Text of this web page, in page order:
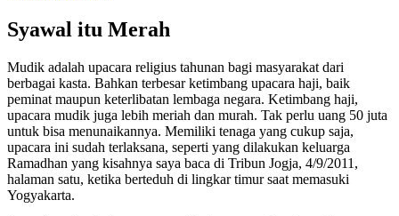
Syawal itu Merah
Mudik adalah upacara religius tahunan bagi masyarakat dari
berbagai kasta. Bahkan terbesar ketimbang upacara haji, baik
peminat maupun keterlibatan lembaga negara. Ketimbang haji,
upacara mudik juga lebih meriah dan murah. Tak perlu uang 50 juta
untuk bisa menunaikannya. Memiliki tenaga yang cukup saja,
upacara ini sudah terlaksana, seperti yang dilakukan keluarga
Ramadhan yang kisahnya saya baca di Tribun Jogja, 4/9/2011,
halaman satu, ketika berteduh di lingkar timur saat memasuki
Yogyakarta.